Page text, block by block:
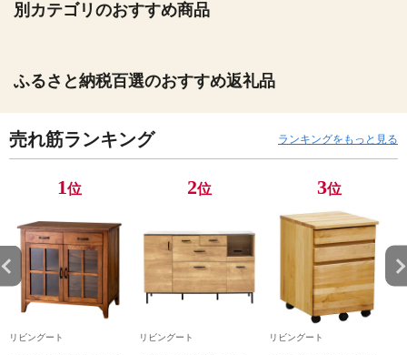
別カテゴリのおすすめ商品
ふるさと納税百選のおすすめ返礼品
売れ筋ランキング ランキングをもっと見る
1位
リビングート
2位
リビングート
3位
リビングート